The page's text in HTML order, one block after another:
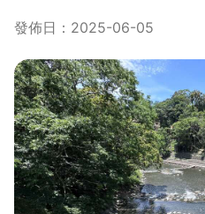
發佈日 ： 2025-06-05